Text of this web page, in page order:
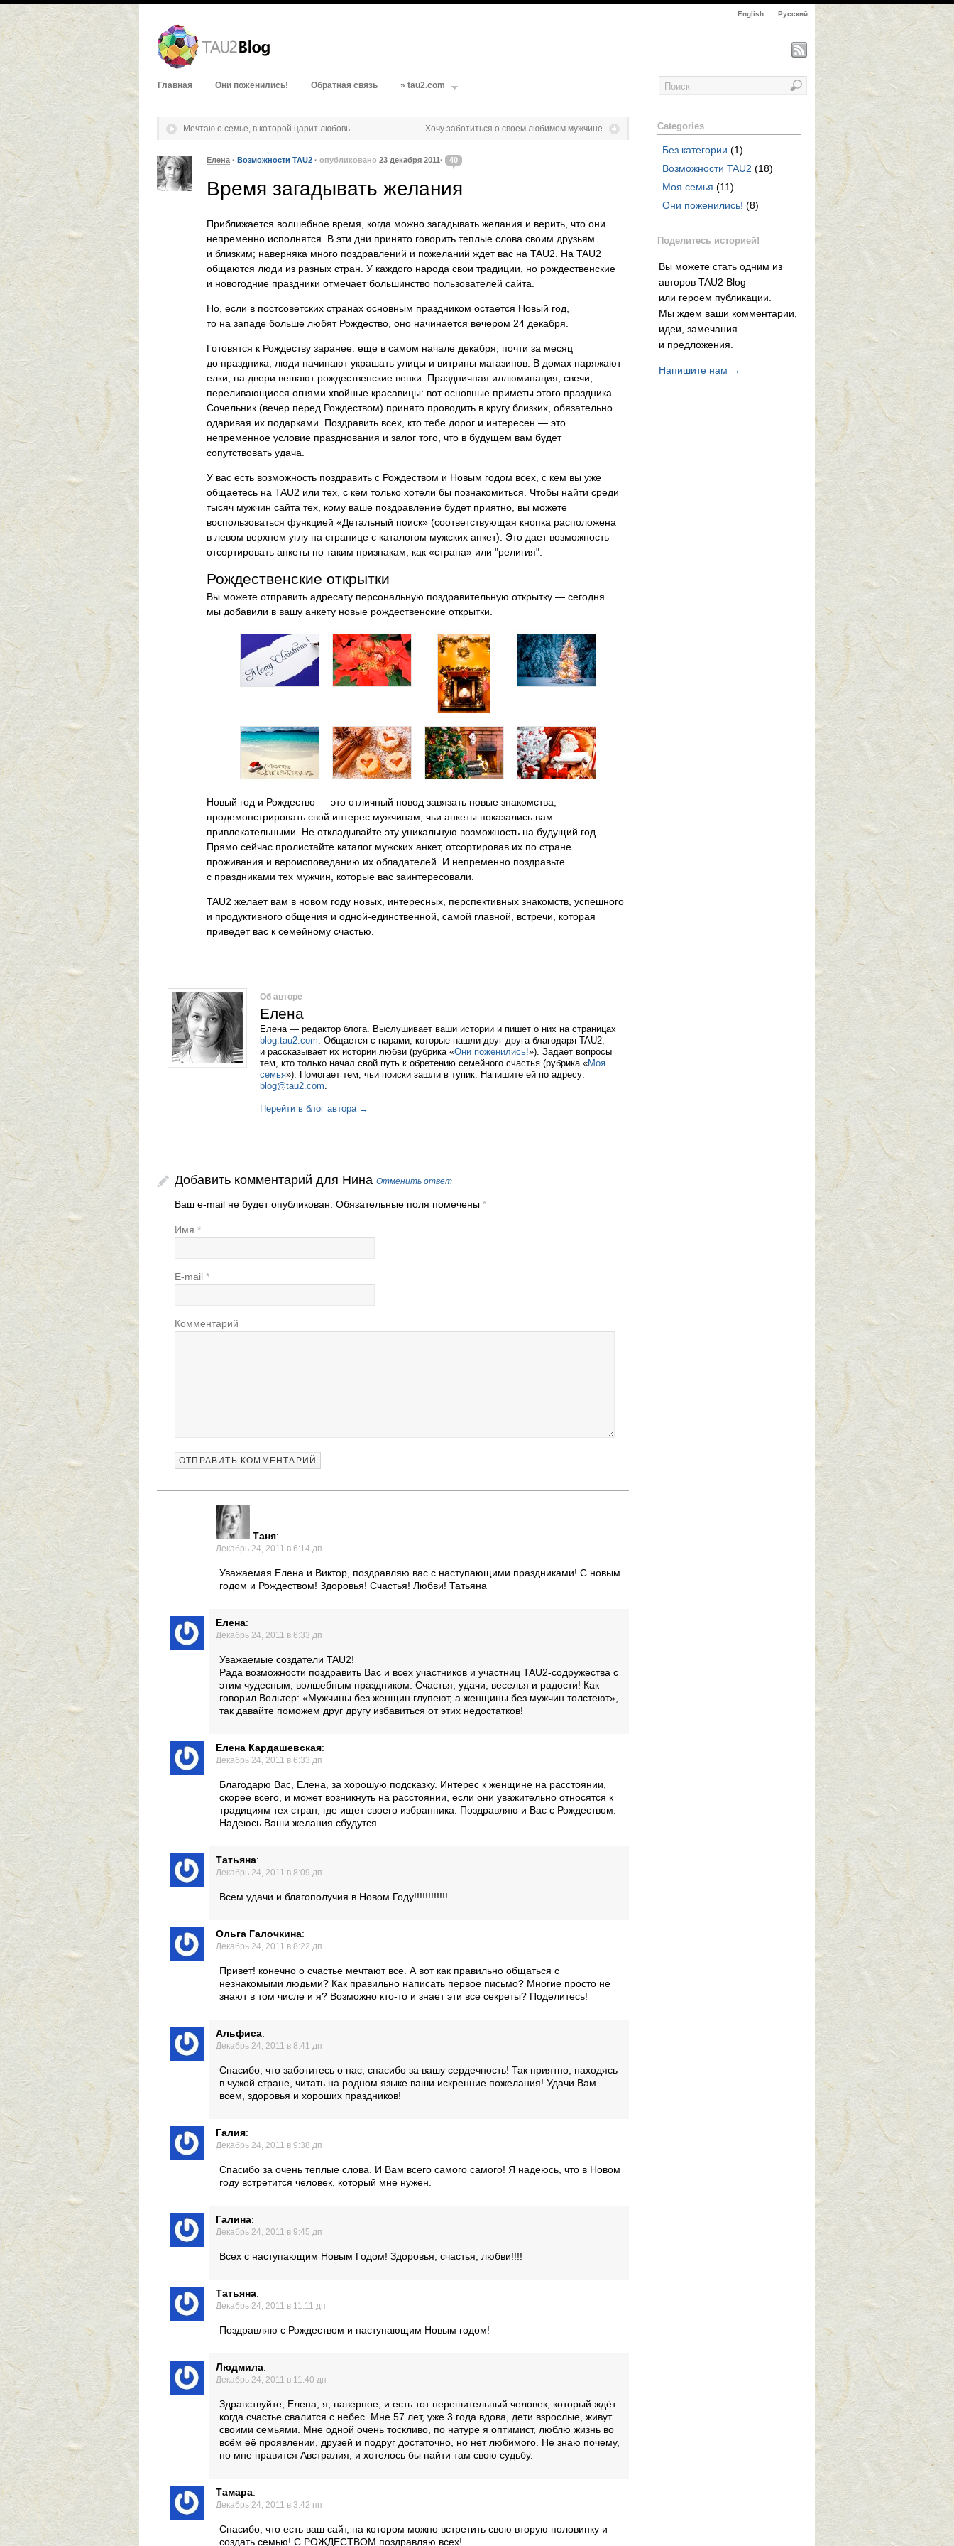
English Русский
Главная Они поженились! Обратная связь » tau2.com
Мечтаю о семье, в которой царит любовь Хочу заботиться о своем любимом мужчине
Елена · Возможности TAU2 · опубликовано 23 декабря 2011· 40
Время загадывать желания
Приближается волшебное время, когда можно загадывать желания и верить, что они
непременно исполнятся. В эти дни принято говорить теплые слова своим друзьям
и близким; наверняка много поздравлений и пожеланий ждет вас на TAU2. На TAU2
общаются люди из разных стран. У каждого народа свои традиции, но рождественские
и новогодние праздники отмечает большинство пользователей сайта.
Но, если в постсоветских странах основным праздником остается Новый год,
то на западе больше любят Рождество, оно начинается вечером 24 декабря.
Готовятся к Рождеству заранее: еще в самом начале декабря, почти за месяц
до праздника, люди начинают украшать улицы и витрины магазинов. В домах наряжают
елки, на двери вешают рождественские венки. Праздничная иллюминация, свечи,
переливающиеся огнями хвойные красавицы: вот основные приметы этого праздника.
Сочельник (вечер перед Рождеством) принято проводить в кругу близких, обязательно
одаривая их подарками. Поздравить всех, кто тебе дорог и интересен — это
непременное условие празднования и залог того, что в будущем вам будет
сопутствовать удача.
У вас есть возможность поздравить с Рождеством и Новым годом всех, с кем вы уже
общаетесь на TAU2 или тех, с кем только хотели бы познакомиться. Чтобы найти среди
тысяч мужчин сайта тех, кому ваше поздравление будет приятно, вы можете
воспользоваться функцией «Детальный поиск» (соответствующая кнопка расположена
в левом верхнем углу на странице с каталогом мужских анкет). Это дает возможность
отсортировать анкеты по таким признакам, как «страна» или "религия".
Рождественские открытки
Вы можете отправить адресату персональную поздравительную открытку — сегодня
мы добавили в вашу анкету новые рождественские открытки.
Новый год и Рождество — это отличный повод завязать новые знакомства,
продемонстрировать свой интерес мужчинам, чьи анкеты показались вам
привлекательными. Не откладывайте эту уникальную возможность на будущий год.
Прямо сейчас пролистайте каталог мужских анкет, отсортировав их по стране
проживания и вероисповеданию их обладателей. И непременно поздравьте
с праздниками тех мужчин, которые вас заинтересовали.
TAU2 желает вам в новом году новых, интересных, перспективных знакомств, успешного
и продуктивного общения и одной-единственной, самой главной, встречи, которая
приведет вас к семейному счастью.
Об авторе
Елена
Елена — редактор блога. Выслушивает ваши истории и пишет о них на страницах
blog.tau2.com. Общается с парами, которые нашли друг друга благодаря TAU2,
и рассказывает их истории любви (рубрика «Они поженились!»). Задает вопросы
тем, кто только начал свой путь к обретению семейного счастья (рубрика «Моя
семья»). Помогает тем, чьи поиски зашли в тупик. Напишите ей по адресу:
blog@tau2.com.
Перейти в блог автора →
Добавить комментарий для Нина Отменить ответ
Ваш e-mail не будет опубликован. Обязательные поля помечены *
Имя *
E-mail *
Комментарий
Таня:
Декабрь 24, 2011 в 6:14 дп
Уважаемая Елена и Виктор, поздравляю вас с наступающими праздниками! С новым
годом и Рождеством! Здоровья! Счастья! Любви! Татьяна
Елена:
Декабрь 24, 2011 в 6:33 дп
Уважаемые создатели TAU2!
Рада возможности поздравить Вас и всех участников и участниц TAU2-содружества с
этим чудесным, волшебным праздником. Счастья, удачи, веселья и радости! Как
говорил Вольтер: «Мужчины без женщин глупеют, а женщины без мужчин толстеют»,
так давайте поможем друг другу избавиться от этих недостатков!
Елена Кардашевская:
Декабрь 24, 2011 в 6:33 дп
Благодарю Вас, Елена, за хорошую подсказку. Интерес к женщине на расстоянии,
скорее всего, и может возникнуть на расстоянии, если они уважительно относятся к
традициям тех стран, где ищет своего избранника. Поздравляю и Вас с Рождеством.
Надеюсь Ваши желания сбудутся.
Татьяна:
Декабрь 24, 2011 в 8:09 дп
Всем удачи и благополучия в Новом Году!!!!!!!!!!!!
Ольга Галочкина:
Декабрь 24, 2011 в 8:22 дп
Привет! конечно о счастье мечтают все. А вот как правильно общаться с
незнакомыми людьми? Как правильно написать первое письмо? Многие просто не
знают в том числе и я? Возможно кто-то и знает эти все секреты? Поделитесь!
Альфиса:
Декабрь 24, 2011 в 8:41 дп
Спасибо, что заботитесь о нас, спасибо за вашу сердечность! Так приятно, находясь
в чужой стране, читать на родном языке ваши искренние пожелания! Удачи Вам
всем, здоровья и хороших праздников!
Галия:
Декабрь 24, 2011 в 9:38 дп
Спасибо за очень теплые слова. И Вам всего самого самого! Я надеюсь, что в Новом
году встретится человек, который мне нужен.
Галина:
Декабрь 24, 2011 в 9:45 дп
Всех с наступающим Новым Годом! Здоровья, счастья, любви!!!!
Татьяна:
Декабрь 24, 2011 в 11:11 дп
Поздравляю с Рождеством и наступающим Новым годом!
Людмила:
Декабрь 24, 2011 в 11:40 дп
Здравствуйте, Елена, я, наверное, и есть тот нерешительный человек, который ждёт
когда счастье свалится с небес. Мне 57 лет, уже 3 года вдова, дети взрослые, живут
своими семьями. Мне одной очень тоскливо, по натуре я оптимист, люблю жизнь во
всём её проявлении, друзей и подруг достаточно, но нет любимого. Не знаю почему,
но мне нравится Австралия, и хотелось бы найти там свою судьбу.
Тамара:
Декабрь 24, 2011 в 3:42 пп
Спасибо, что есть ваш сайт, на котором можно встретить свою вторую половинку и
создать семью! С РОЖДЕСТВОМ поздравляю всех!
Categories
Без категории (1)
Возможности TAU2 (18)
Моя семья (11)
Они поженились! (8)
Поделитесь историей!
Вы можете стать одним из
авторов TAU2 Blog
или героем публикации.
Мы ждем ваши комментарии,
идеи, замечания
и предложения.
Напишите нам →